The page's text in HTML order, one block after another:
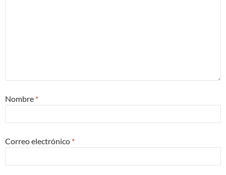
Nombre *
Correo electrónico *